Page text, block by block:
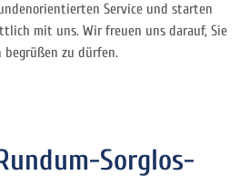
Service und starten
mit uns. Wir freuen uns darauf, Sie
zu dürfen.
Sorglos-